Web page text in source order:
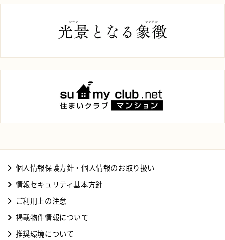
個⼈情報保護⽅針・個⼈情報のお取り扱い
情報セキュリティ基本⽅針
ご利⽤上の注意
掲載物件情報について
推奨環境について